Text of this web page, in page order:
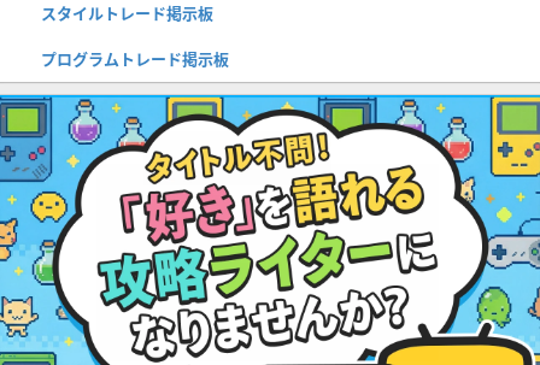
スタイルトレード掲示板
プログラムトレード掲示板